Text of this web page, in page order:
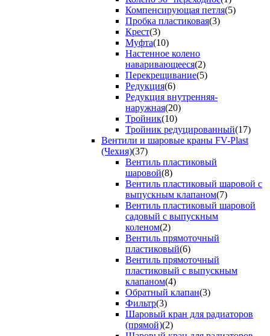
Компенсирующая петля(5)
Пробка пластиковая(3)
Крест(3)
Муфта(10)
Настенное колено
наваривающееся(2)
Перекрещивание(5)
Редукция(6)
Редукция внутренняя-
наружная(20)
Тройник(10)
Тройник редуцированный(17)
Вентили и шаровые краны FV-Plast
(Чехия)(37)
Вентиль пластиковый
шаровой(8)
Вентиль пластиковый шаровой с
выпускным клапаном(7)
Вентиль пластиковый шаровой
садовый с выпускным
коленом(2)
Вентиль прямоточный
пластиковый(6)
Вентиль прямоточный
пластиковый с выпускным
клапаном(4)
Обратный клапан(3)
Фильтр(3)
Шаровый кран для радиаторов
(прямой)(2)